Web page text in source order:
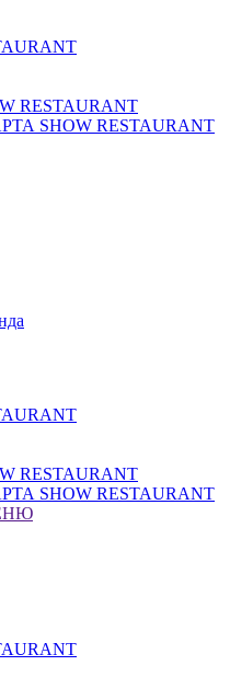
RESTAURANT
SHOW RESTAURANT
RESTAURANT
SHOW RESTAURANT